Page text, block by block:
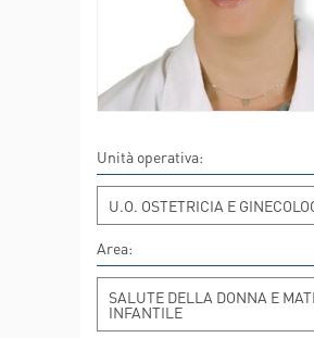
Unità operativa:
U.O. OSTETRICIA E
Area:
SALUTE DELLA DONNA E
INFANTILE